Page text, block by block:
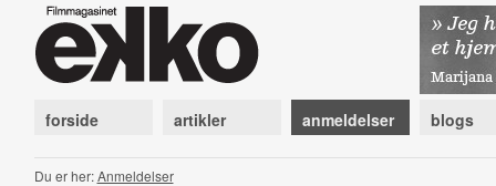
forside artikler anmeldelser blogs
Du er her:Anmeldelser